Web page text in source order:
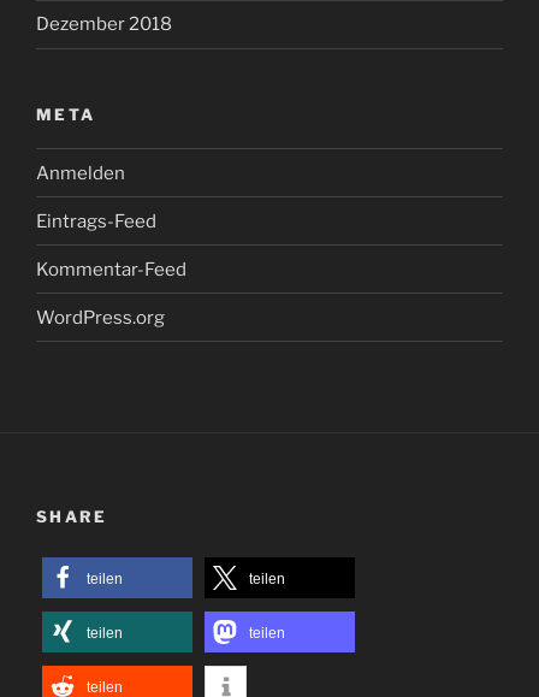
Dezember 2018
META
Anmelden
Eintrags-Feed
Kommentar-Feed
WordPress.org
SHARE
teilen teilen
teilen teilen
teilen